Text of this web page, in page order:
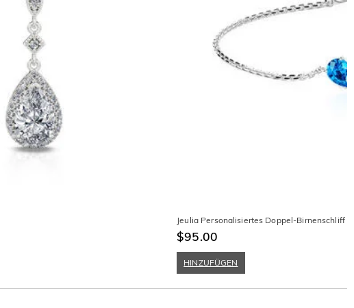
Jeulia Personalisiertes Doppel-Birnenschliff
$95.00
HINZUFÜGEN